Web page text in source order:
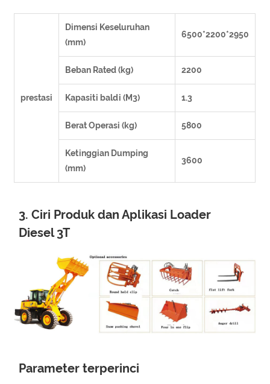
prestasi
Dimensi Keseluruhan
(mm)
6500*2200*2950
Beban Rated (kg) 2200
Kapasiti baldi (M3) 1.3
Berat Operasi (kg) 5800
Ketinggian Dumping
(mm)
3600
3. Ciri Produk dan Aplikasi Loader
Diesel 3T
Parameter terperinci